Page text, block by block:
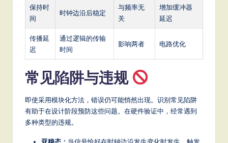
保持时
间
时钟边沿后稳定
与频率无
关
增加缓冲器
延迟
传播延
迟
通过逻辑的传输
时间
影响两者 电路优化
常见陷阱与违规
即使采用模块化方法，错误仍可能悄然出现。识别常见陷阱
有助于在设计阶段预防这些问题。在硬件验证中，经常遇到
多种类型的违规。